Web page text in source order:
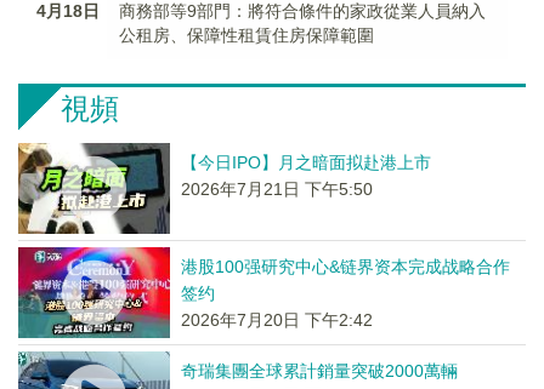
4月18日
商務部等9部門：將符合條件的家政從業人員納入
公租房、保障性租賃住房保障範圍
視頻
【今日IPO】月之暗面拟赴港上市
2026年7月21日 下午5:50
港股100强研究中心&链界资本完成战略合作
签约
2026年7月20日 下午2:42
奇瑞集團全球累計銷量突破2000萬輛